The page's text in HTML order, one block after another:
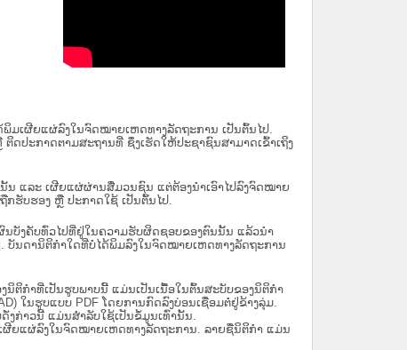
ເຜີຍແຜ່ລົງໃນຈົດໝາຍເຫດທາງລັດຖະການ ເປັນ​ຕົ້ນ​ໄປ.
ປະກາດຕາມສະຖານທີ່ ຊຶ່ງເຮັດໃຫ້ປະຊາຊົນສາມາດເຂົ້າເຖິງ
ແລະ ເຜີຍແຜ່ຜ່ານສື່ມວນຊົນ ແຕ່ຕ້ອງນໍາເອົາໄປລົງຈົດໝາຍ
ຮັບຮອງ ຫຼື ປະກາດໃຊ້ ເປັນຕົ້ນໄປ.
ງຄັບທົ່ວໄປທີ່ຢູ່ໃນຄວາມຮັບຜິດຊອບຂອງຕົນນັ້ນ ແລ້ວນໍາ
ນ​ດາ​ນິ​ຕິ​ກຳ​ໃດ​ທີ່ບໍ່​ໄດ້​ພິມ​ລົງ​ໃນ​ຈົດ​ໝາຍ​ເຫດ​ທາງ​ລັດ​ຖະ​ການ
ນິຕິກໍາທີ່ເປັນຮູບພາບນີ້ ແມ່ນເປັນເນື້ອໃນຕົ້ນສະບັບຂອງນິຕິກໍາ
ໃນຮູບແບບ PDF ໂດຍການກົດລົງບ່ອນເຊື່ອມຕໍ່ຢູ່ຂ້າງລຸ່ມ.
ງກ່າວນີ້ ແມ່ນສຳລັບໃຊ້ເປັນຂໍ້ມູນເທົ່ານັ້ນ.
ຍແຜ່ລົງໃນຈົດໝາຍເຫດທາງລັດຖະການ. ລາຍຊື່ນິຕິກຳ ແມ່ນ